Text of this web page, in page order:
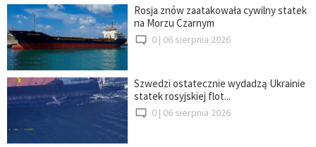
Rosja znów zaatakowała cywilny statek
na Morzu Czarnym
0 | 06 sierpnia 2026
Szwedzi ostatecznie wydadzą Ukrainie
statek rosyjskiej flot...
0 | 06 sierpnia 2026